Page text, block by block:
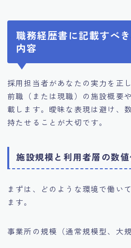
職務経歴書に記載すべ
内容
採用担当者があなたの実力を正
前職（または現職）の施設概要
載します。曖昧な表現は避け、
持たせることが大切です。
施設規模と利用者層の数
まずは、どのような環境で働い
ます。
事業所の規模（通常規模型、大